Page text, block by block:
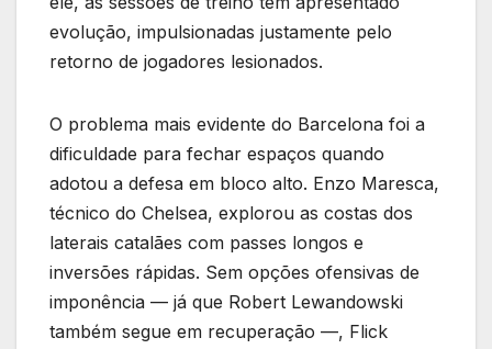
evolução, impulsionadas justamente pelo
retorno de jogadores lesionados.
O problema mais evidente do Barcelona foi a
dificuldade para fechar espaços quando
adotou a defesa em bloco alto. Enzo Maresca,
técnico do Chelsea, explorou as costas dos
laterais catalães com passes longos e
inversões rápidas. Sem opções ofensivas de
imponência — já que Robert Lewandowski
também segue em recuperação —, Flick